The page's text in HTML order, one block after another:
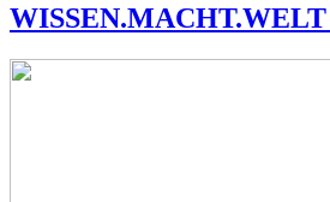
WISSEN.MACHT.WELT